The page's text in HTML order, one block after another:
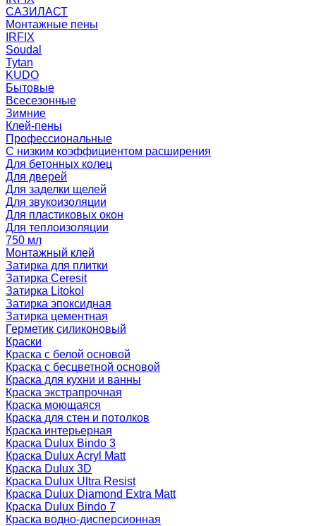
САЗИЛАСТ
Монтажные пены
IRFIX
Soudal
Tytan
KUDO
Бытовые
Всесезонные
Зимние
Клей-пены
Профессиональные
С низким коэффициентом расширения
Для бетонных колец
Для дверей
Для заделки щелей
Для звукоизоляции
Для пластиковых окон
Для теплоизоляции
750 мл
Монтажный клей
Затирка для плитки
Затирка Ceresit
Затирка Litokol
Затирка эпоксидная
Затирка цементная
Герметик силиконовый
Краски
Краска с белой основой
Краска с бесцветной основой
Краска для кухни и ванны
Краска экстрапрочная
Краска моющаяся
Краска для стен и потолков
Краска интерьерная
Краска Dulux Bindo 3
Краска Dulux Acryl Matt
Краска Dulux 3D
Краска Dulux Ultra Resist
Краска Dulux Diamond Extra Matt
Краска Dulux Bindo 7
Краска водно-дисперсионная